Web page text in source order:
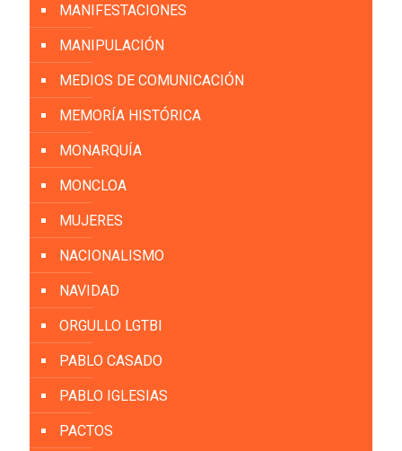
MANIFESTACIONES
MANIPULACIÓN
MEDIOS DE COMUNICACIÓN
MEMORÍA HISTÓRICA
MONARQUÍA
MONCLOA
MUJERES
NACIONALISMO
NAVIDAD
ORGULLO LGTBI
PABLO CASADO
PABLO IGLESIAS
PACTOS